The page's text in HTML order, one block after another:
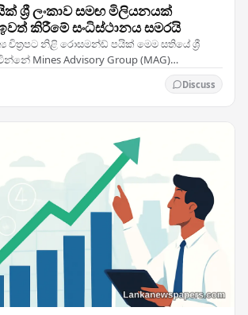
ශ්‍රී ලංකාව සමඟ මිලියනයක්
කිරීමේ සංධිස්ථානය සමරයි
චිත්‍රපට නිළි රොසමන්ඩ් පයික් මෙම සතියේ ශ්‍රී
Mines Advisory Group (MAG)
Discuss